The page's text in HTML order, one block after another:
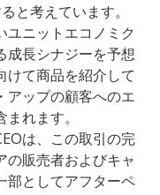
と考えています。
ユニットエコノミク
成長シナジーを予想
けて商品を紹介して
アップの顧客へのエ
れます。
は、この取引の完
の販売者およびキャ
部としてアフターペ